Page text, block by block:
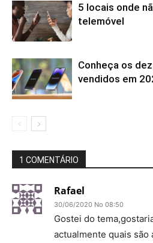
5 locais onde
telemóvel
Conheça os
vendidos em
1 COMENTÁRIO
Rafael
30/06/2020 No 08:50
Gostei do
actualmente quais são